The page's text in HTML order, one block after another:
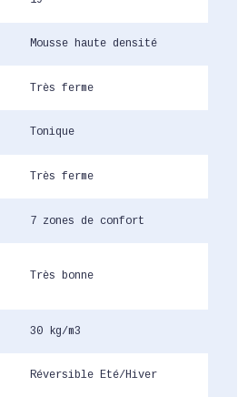
Mousse haute densité
Très ferme
Tonique
Très ferme
7 zones de confort
Très bonne
30 kg/m3
Réversible Eté/Hiver